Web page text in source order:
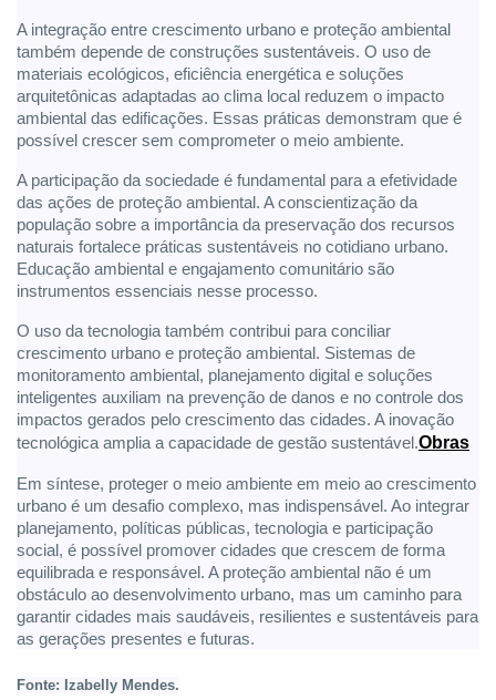
A integração entre crescimento urbano e proteção ambiental
também depende de construções sustentáveis. O uso de
materiais ecológicos, eficiência energética e soluções
arquitetônicas adaptadas ao clima local reduzem o impacto
ambiental das edificações. Essas práticas demonstram que é
possível crescer sem comprometer o meio ambiente.
A participação da sociedade é fundamental para a efetividade
das ações de proteção ambiental. A conscientização da
população sobre a importância da preservação dos recursos
naturais fortalece práticas sustentáveis no cotidiano urbano.
Educação ambiental e engajamento comunitário são
instrumentos essenciais nesse processo.
O uso da tecnologia também contribui para conciliar
crescimento urbano e proteção ambiental. Sistemas de
monitoramento ambiental, planejamento digital e soluções
inteligentes auxiliam na prevenção de danos e no controle dos
impactos gerados pelo crescimento das cidades. A inovação
tecnológica amplia a capacidade de gestão sustentável.Obras
Em síntese, proteger o meio ambiente em meio ao crescimento
urbano é um desafio complexo, mas indispensável. Ao integrar
planejamento, políticas públicas, tecnologia e participação
social, é possível promover cidades que crescem de forma
equilibrada e responsável. A proteção ambiental não é um
obstáculo ao desenvolvimento urbano, mas um caminho para
garantir cidades mais saudáveis, resilientes e sustentáveis para
as gerações presentes e futuras.
Fonte: Izabelly Mendes.